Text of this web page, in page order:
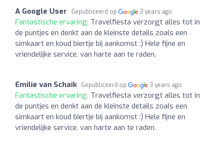
A Google User Gepubliceerd op 3 years ago
Fantastische ervaring: Travelfiesta verzorgt alles tot in
de puntjes en denkt aan de kleinste details zoals een
simkaart en koud biertje bij aankomst :) Hele fijne en
vriendelijke service, van harte aan te raden.
Emilie van Schaik Gepubliceerd op 3 years ago
Fantastische ervaring: Travelfiesta verzorgt alles tot in
de puntjes en denkt aan de kleinste details zoals een
simkaart en koud biertje bij aankomst :) Hele fijne en
vriendelijke service, van harte aan te raden.